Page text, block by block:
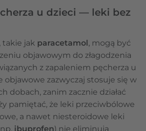
u dzieci — leki bez
takie jak paracetamol, mogą być
objawowym do złagodzenia
z zapaleniem pęcherza u
objawowe zazwyczaj stosuje się w
dobach, zanim zacznie działać
pamiętać, że leki przeciwbólowe
a nawet niesteroidowe leki
ibuprofen) nie eliminują